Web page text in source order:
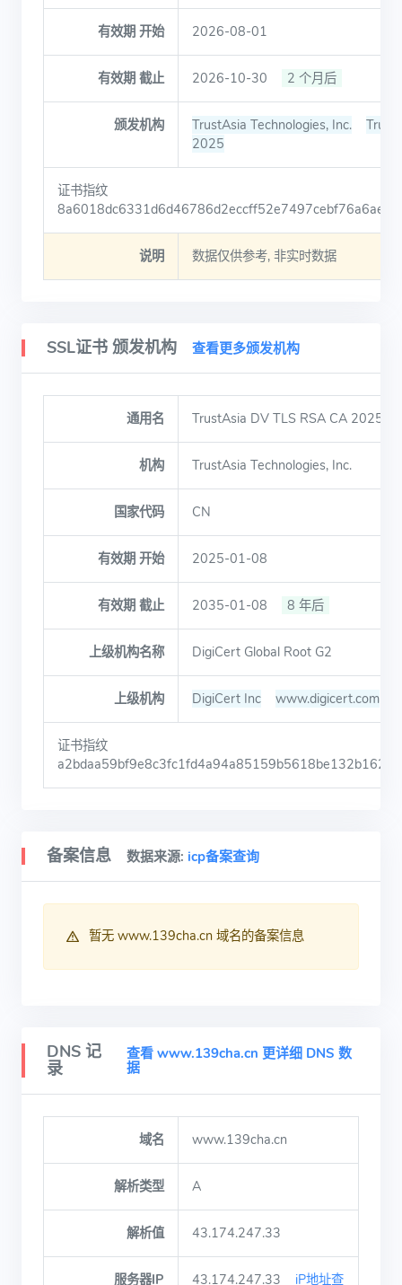
有效期 开始 2026-08-01
有效期 截止 2026-10-30 2 个月后
颁发机构 TrustAsia Technologies, Inc.
2025
证书指纹
说明 数据仅供参考, 非实时数据
SSL证书 颁发机构 查看更多颁发机构
通用名 TrustAsia DV TLS RSA CA 2025
机构 TrustAsia Technologies, Inc.
国家代码 CN
有效期 开始 2025-01-08
有效期 截止 2035-01-08 8 年后
上级机构名称 DigiCert Global Root G2
上级机构 DigiCert Inc www.digicert.com
证书指纹
备案信息 数据来源: icp备案查询
暂无 www.139cha.cn 域名的备案信息
DNS 记
录
查看 www.139cha.cn 更详细 DNS 数
据
域名 www.139cha.cn
解析类型 A
解析值 43.174.247.33
服务器IP 43.174.247.33 iP地址查